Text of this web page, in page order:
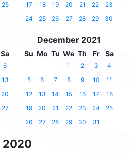
25
17
18 19 20 21 22
23
24
25 26 27 28 29 30
Sa
6
13
20
27
December 2021
Su Mo Tu We Th Fr Sa
1 2 3
4
5
6 7 8 9 10
11
12
13 14 15 16 17
18
19
20 21 22 23 24
25
26
27 28 29 30 31
2020